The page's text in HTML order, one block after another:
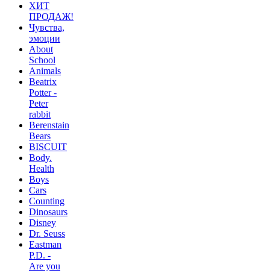
ХИТ
ПРОДАЖ!
Чувства,
эмоции
About
School
Animals
Beatrix
Potter -
Peter
rabbit
Berenstain
Bears
BISCUIT
Body.
Health
Boys
Cars
Counting
Dinosaurs
Disney
Dr. Seuss
Eastman
P.D. -
Are you